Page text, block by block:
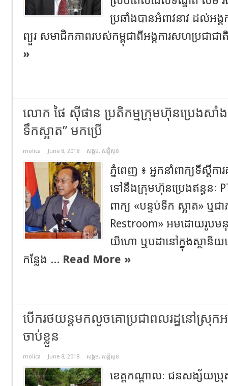
ប្រឆាំងបានអំពាវនាវ ដល់អ
ព្យួរ សមាជិកភាពរបស់កម្ពុជាពីអង្គការសហប្រជាជ
»
លោក ផៃ ស៊ីផាន ប្រតិកម្មក្រុមហ៊ុនប្រេងសាំង
ទឹកស្អាត” មកប្រើ
molica June 8, 2018 សង្គម, សន្តិសុខ
ភ្នំពេញ ៖ អ្នកនាំពាក្យទីស្តីកា
ទៅនឹងក្រុមហ៊ុនប្រេងឥន្ធនៈ
ពាក្យ «បន្ទប់ទឹក ស្អាត» ឬជ
Restroom» អមដោយរូបម
យីហោ ឬបដានៅក្នុងស្ថានីយប្
កន្លែង ... Read More »
បើករថយន្តមកលួចគោប្រជាពលរដ្ឋនៅស្រុកអ
ចាប់ខ្លួន
molica June 8, 2018 សង្គម, សន្តិសុខ
ខេត្តកណ្ដាលៈ ជនសង្ស័យប្